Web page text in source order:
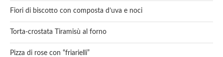
Fiori di biscotto con composta d’uva e noci
Torta-crostata Tiramisù al forno
Pizza di rose con “friarielli”